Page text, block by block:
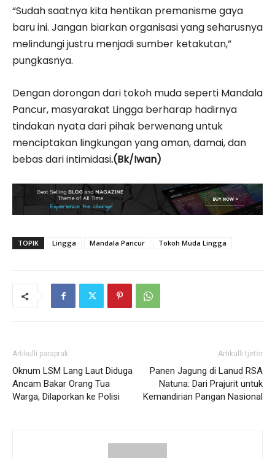
“Sudah saatnya kita hentikan premanisme gaya
baru ini. Jangan biarkan organisasi yang seharusnya
melindungi justru menjadi sumber ketakutan,”
pungkasnya.
Dengan dorongan dari tokoh muda seperti Mandala
Pancur, masyarakat Lingga berharap hadirnya
tindakan nyata dari pihak berwenang untuk
menciptakan lingkungan yang aman, damai, dan
bebas dari intimidasi.(Bk/Iwan)
TOPIK Lingga Mandala Pancur Tokoh Muda Lingga
Artikulli paraprak
Oknum LSM Lang Laut Diduga
Ancam Bakar Orang Tua
Warga, Dilaporkan ke Polisi
Artikulli tjetër
Panen Jagung di Lanud RSA
Natuna: Dari Prajurit untuk
Kemandirian Pangan Nasional